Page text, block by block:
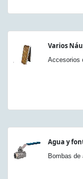
Varios
Accesorios
Agua y
Bombas de